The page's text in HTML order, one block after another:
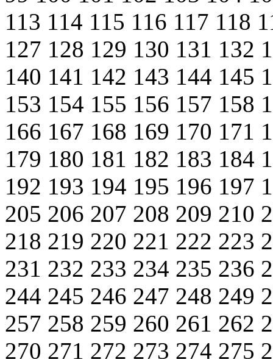
113 114 115 116 117 118
127 128 129 130 131 132
140 141 142 143 144 145
153 154 155 156 157 158
166 167 168 169 170 171
179 180 181 182 183 184
192 193 194 195 196 197
205 206 207 208 209 210
218 219 220 221 222 223
231 232 233 234 235 236
244 245 246 247 248 249
257 258 259 260 261 262
270 271 272 273 274 275